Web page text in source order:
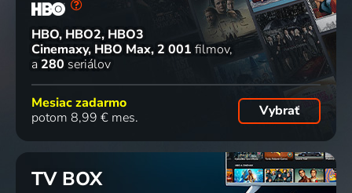
HBO, HBO2, HBO3
Cinemaxy, HBO Max 2 001 filmov
a 280 seriálov
Mesiac zadarmo
potom 8,99 € mes.
Vybrať
TV BOX